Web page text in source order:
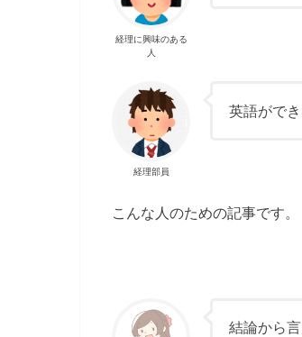
経理に興味のある
人
経理部員
英語がで
こんな人のための記事です。
結論から